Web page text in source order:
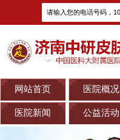
网站首页 医院概况
医院新闻 公益活动